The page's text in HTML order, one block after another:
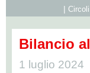
| Circoli
Bilancio
1 luglio 2024